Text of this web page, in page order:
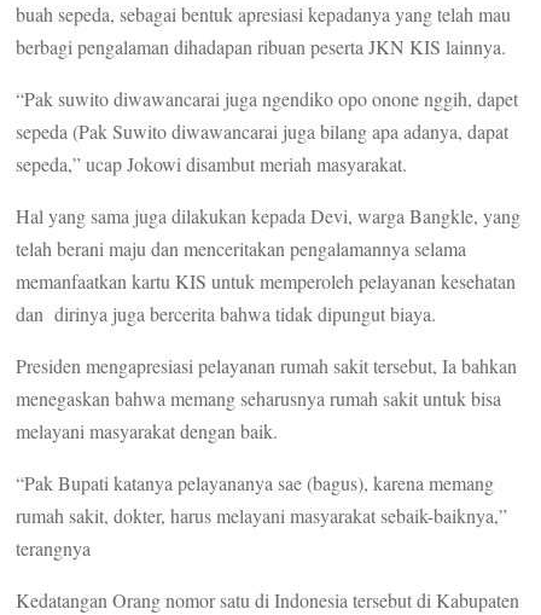
buah sepeda, sebagai bentuk apresiasi kepadanya yang telah mau
berbagi pengalaman dihadapan ribuan peserta JKN KIS lainnya.
“Pak suwito diwawancarai juga ngendiko opo onone nggih, dapet
sepeda (Pak Suwito diwawancarai juga bilang apa adanya, dapat
sepeda,” ucap Jokowi disambut meriah masyarakat.
Hal yang sama juga dilakukan kepada Devi, warga Bangkle, yang
telah berani maju dan menceritakan pengalamannya selama
memanfaatkan kartu KIS untuk memperoleh pelayanan kesehatan
dan dirinya juga bercerita bahwa tidak dipungut biaya.
Presiden mengapresiasi pelayanan rumah sakit tersebut, Ia bahkan
menegaskan bahwa memang seharusnya rumah sakit untuk bisa
melayani masyarakat dengan baik.
“Pak Bupati katanya pelayananya sae (bagus), karena memang
rumah sakit, dokter, harus melayani masyarakat sebaik-baiknya,”
terangnya
Kedatangan Orang nomor satu di Indonesia tersebut di Kabupaten